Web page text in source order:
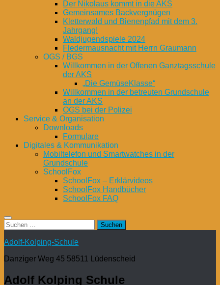
Der Nikolaus kommt in die AKS
Gemeinsames Backvergnügen
Kletterwald und Bienenpfad mit dem 3.
Jahrgang!
Waldjugendspiele 2024
Fledermausnacht mit Herrn Graumann
OGS / BGS
Willkommen in der Offenen Ganztagsschule
der AKS
„Die GemüseKlasse“
Willkommen in der betreuten Grundschule
an der AKS
OGS bei der Polizei
Service & Organisation
Downloads
Formulare
Digitales & Kommunikation
Mobiltelefon und Smartwatches in der
Grundschule
SchoolFox
SchoolFox – Erklärvideos
SchoolFox Handbücher
SchoolFox FAQ
Suchen
nach:
Adolf-Kolping-Schule
Danziger Weg 45 58511 Lüdenscheid
Adolf Kolping Schule